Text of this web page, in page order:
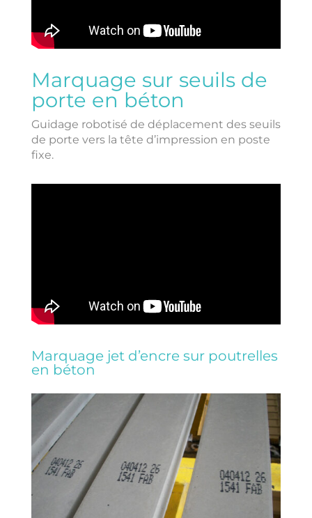
Marquage sur seuils de
porte en béton
Guidage robotisé de déplacement des seuils
de porte vers la tête d’impression en poste
fixe.
Marquage jet d’encre sur poutrelles
en béton